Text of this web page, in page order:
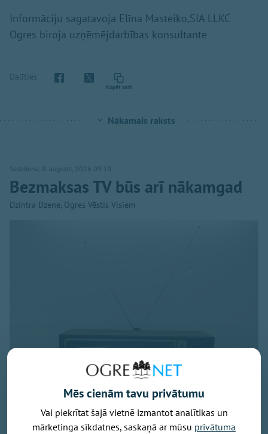
Informāciju sagatavoja Elīna Masteiko,SIA LLKC
Ogres biroja uzņēmējdarbības konsultante
Dalīties
Kopēt saiti
Nākamais raksts
Sestdiena, 8. augusts, 2026 09:19
Bezmaksas TV būs arī nākamgad
Dzintra Dzene, Ogres Vēstis Visiem
Mēs cienām tavu privātumu
Vai piekrītat šajā vietnē izmantot analītikas un
mārketinga sīkdatnes, saskaņā ar mūsu privātuma